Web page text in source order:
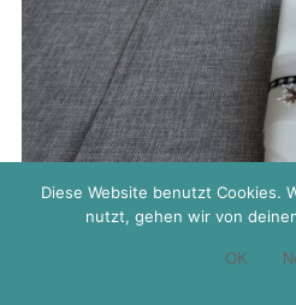
Diese Website benutzt Cookies.
nutzt, gehen wir von
OK